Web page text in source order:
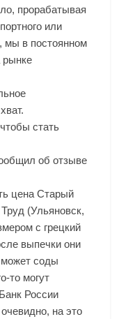
прорабатывая
или
мы в постоянном
рынке
стать
об отзыве
цена Старый
(Ульяновск,
с грецкий
выпечки они
может соды
то могут
России
на это